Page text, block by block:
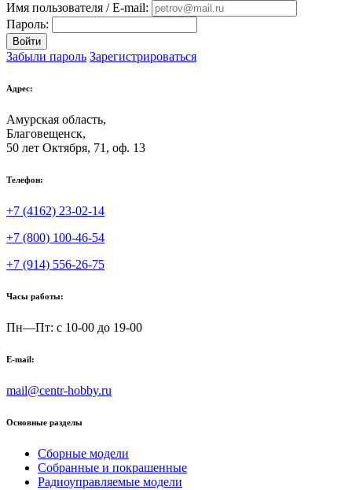
Имя пользователя / E-mail:
Пароль:
Войти
Забыли пароль Зарегистрироваться
Адрес:
Амурская область,
Благовещенск,
50 лет Октября, 71, оф. 13
Телефон:
+7 (4162) 23-02-14
+7 (800) 100-46-54
+7 (914) 556-26-75
Часы работы:
Пн—Пт: с 10-00 до 19-00
E-mail:
mail@centr-hobby.ru
Основные разделы
Сборные модели
Собранные и покрашенные
Радиоуправляемые модели